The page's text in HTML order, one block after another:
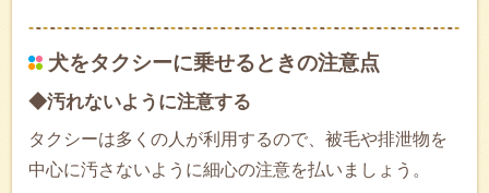
犬をタクシーに乗せるときの注意点
◆汚れないように注意する
タクシーは多くの人が利用するので、被毛や排泄物を
中心に汚さないように細心の注意を払いましょう。